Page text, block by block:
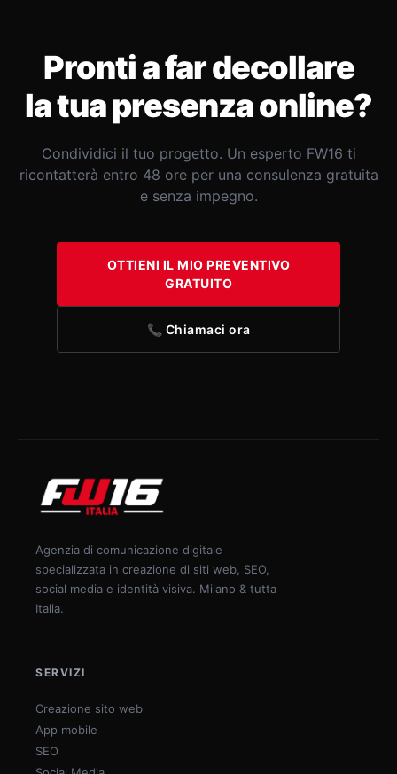
Pronti a far decollare
la tua presenza online?
Condividici il tuo progetto. Un esperto FW16 ti
ricontatterà entro 48 ore per una consulenza gratuita
e senza impegno.
OTTIENI IL MIO PREVENTIVO
GRATUITO
📞 Chiamaci ora
Agenzia di comunicazione digitale
specializzata in creazione di siti web, SEO,
social media e identità visiva. Milano & tutta
Italia.
SERVIZI
Creazione sito web
App mobile
SEO